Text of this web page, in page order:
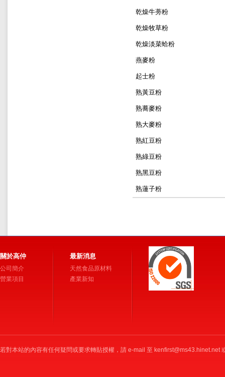
乾燥牛蒡粉
乾燥牧草粉
乾燥淡菜蛤粉
燕麥粉
起士粉
熟黃豆粉
熟蕎麥粉
熟大麥粉
熟紅豆粉
熟綠豆粉
熟黑豆粉
熟蓮子粉
關於高仲
公司簡介
營業項目
最新消息
天然食品原材料
產業新知
若對本站的內容有任何疑問或要求轉貼授權，請 e-mail 至 kenfirst@ms43.hinet.net